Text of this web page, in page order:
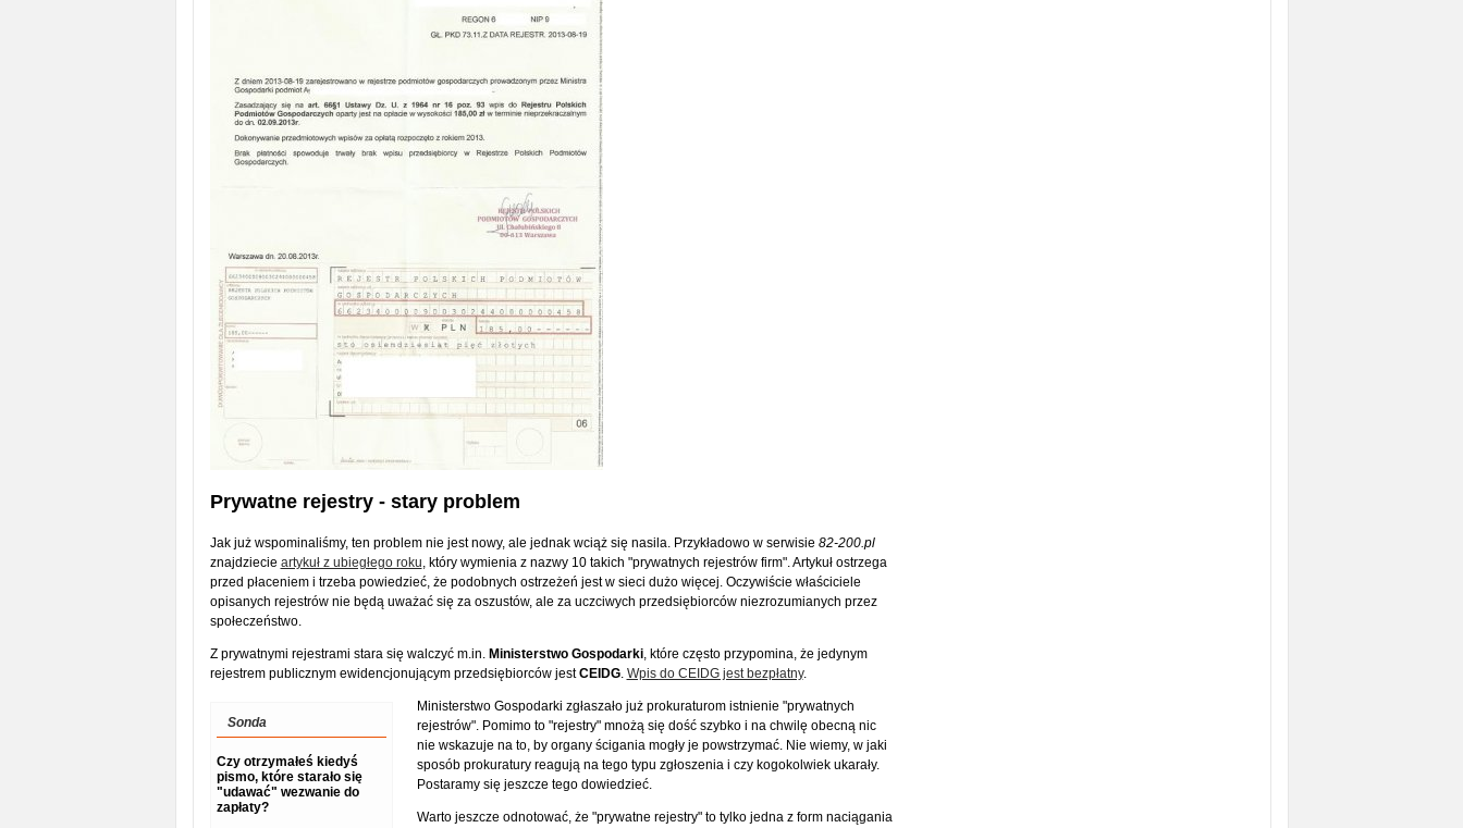
Prywatne rejestry - stary problem
Jak już wspominaliśmy, ten problem nie jest nowy, ale jednak wciąż się nasila. Przykładowo w serwisie 82-200.pl
znajdziecie artykuł z ubiegłego roku, który wymienia z nazwy 10 takich "prywatnych rejestrów firm". Artykuł ostrzega
przed płaceniem i trzeba powiedzieć, że podobnych ostrzeżeń jest w sieci dużo więcej. Oczywiście właściciele
opisanych rejestrów nie będą uważać się za oszustów, ale za uczciwych przedsiębiorców niezrozumianych przez
społeczeństwo.
Z prywatnymi rejestrami stara się walczyć m.in. Ministerstwo Gospodarki, które często przypomina, że jedynym
rejestrem publicznym ewidencjonującym przedsiębiorców jestCEIDG. Wpis do CEIDG jest bezpłatny.
Sonda
Czy otrzymałeś kiedyś
pismo, które starało się
"udawać" wezwanie do
zapłaty?
Ministerstwo Gospodarki zgłaszało już prokuraturom istnienie "prywatnych
rejestrów". Pomimo to "rejestry" mnożą się dość szybko i na chwilę obecną nic
nie wskazuje na to, by organy ścigania mogły je powstrzymać. Nie wiemy, w jaki
sposób prokuratury reagują na tego typu zgłoszenia i czy kogokolwiek ukarały.
Postaramy się jeszcze tego dowiedzieć.
Warto jeszcze odnotować, że "prywatne rejestry" to tylko jedna z form naciągania